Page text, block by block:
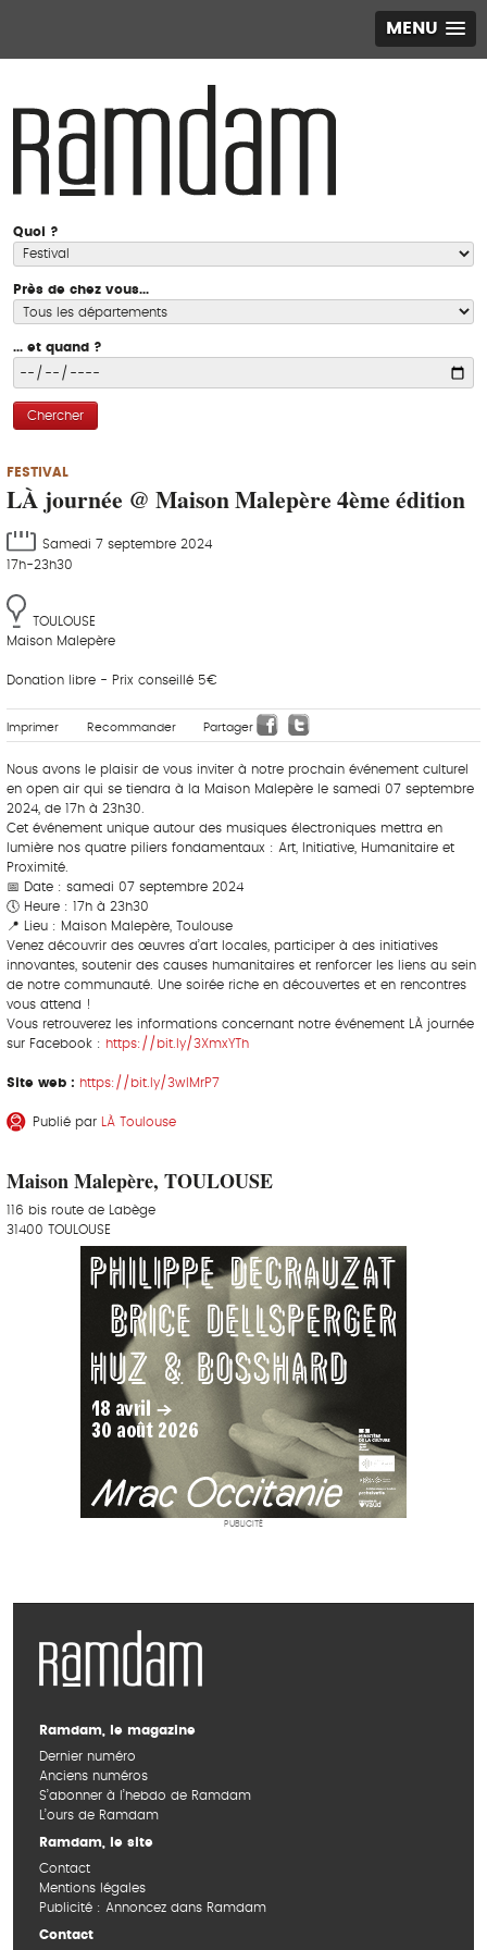
MENU
Quoi ?
Près de chez vous...
... et quand ?
Chercher
FESTIVAL
LÀ journée @ Maison Malepère 4ème édition
Samedi 7 septembre 2024
17h-23h30
TOULOUSE
Maison Malepère
Donation libre - Prix conseillé 5€
Imprimer Recommander Partager
Nous avons le plaisir de vous inviter à notre prochain événement culturel
en open air qui se tiendra à la Maison Malepère le samedi 07 septembre
2024, de 17h à 23h30.
Cet événement unique autour des musiques électroniques mettra en
lumière nos quatre piliers fondamentaux : Art, Initiative, Humanitaire et
Proximité.
📅 Date : samedi 07 septembre 2024
🕔 Heure : 17h à 23h30
📍 Lieu : Maison Malepère, Toulouse
Venez découvrir des œuvres d’art locales, participer à des initiatives
innovantes, soutenir des causes humanitaires et renforcer les liens au sein
de notre communauté. Une soirée riche en découvertes et en rencontres
vous attend !
Vous retrouverez les informations concernant notre événement LÀ journée
sur Facebook : https://bit.ly/3XmxYTh
Site web : https://bit.ly/3wIMrP7
Publié par LÀ Toulouse
Maison Malepère, TOULOUSE
116 bis route de Labège
31400 TOULOUSE
PUBLICITÉ
Ramdam, le magazine
Dernier numéro
Anciens numéros
S’abonner à l’hebdo de Ramdam
L’ours de Ramdam
Ramdam, le site
Contact
Mentions légales
Publicité : Annoncez dans Ramdam
Contact